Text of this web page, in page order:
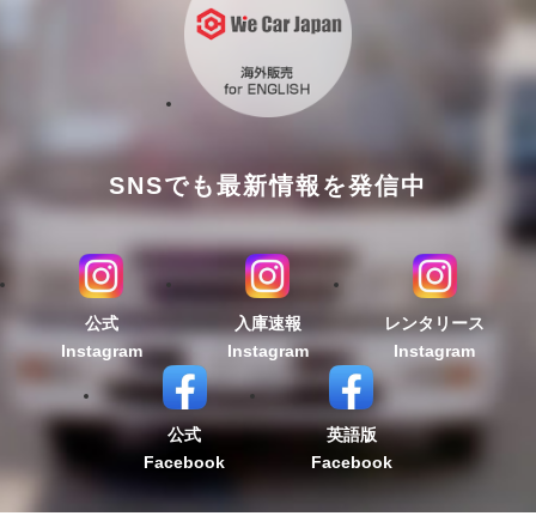
SNSでも最新情報を発信中
公式
Instagram
入庫速報
Instagram
レンタリース
Instagram
公式
Facebook
英語版
Facebook